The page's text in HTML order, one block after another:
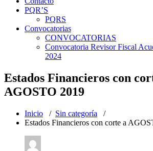
PQR’S
PQRS
Convocatorias
CONVOCATORIAS
Convocatoria Revisor Fiscal
2024
Estados Financieros con
AGOSTO 2019
Inicio / Sin categoría /
Estados Financieros con corte a